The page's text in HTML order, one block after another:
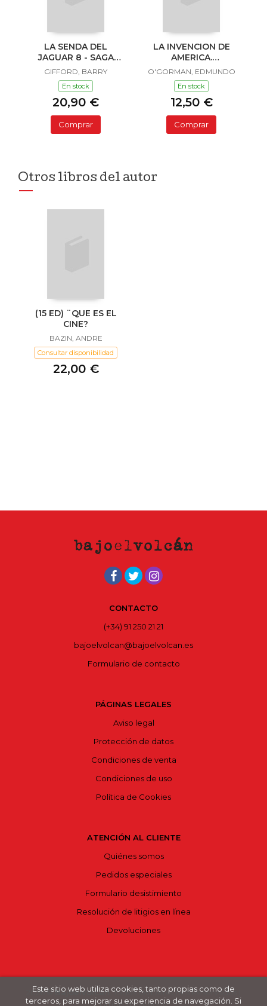
LA SENDA DEL
JAGUAR 8 - SAGA
SAILOR Y LULA
GIFFORD, BARRY
En stock
20,90 €
Comprar
LA INVENCION DE
AMERICA.
INVESTIGACION
ACERCA DE L
O'GORMAN, EDMUNDO
En stock
12,50 €
Comprar
Otros libros del autor
(15 ED) ¨QUE ES EL
CINE?
BAZIN, ANDRE
Consultar disponibilidad
22,00 €
CONTACTO
(+34) 91 250 21 21
bajoelvolcan@bajoelvolcan.es
Formulario de contacto
PÁGINAS LEGALES
Aviso legal
Protección de datos
Condiciones de venta
Condiciones de uso
Política de Cookies
ATENCIÓN AL CLIENTE
Quiénes somos
Pedidos especiales
Formulario desistimiento
Resolución de litigios en línea
Devoluciones
2026 ©Bajoelvolcán . Todos los Derechos Reservados |
Este sitio web utiliza cookies, tanto propias como de
terceros, para mejorar su experiencia de navegación. Si